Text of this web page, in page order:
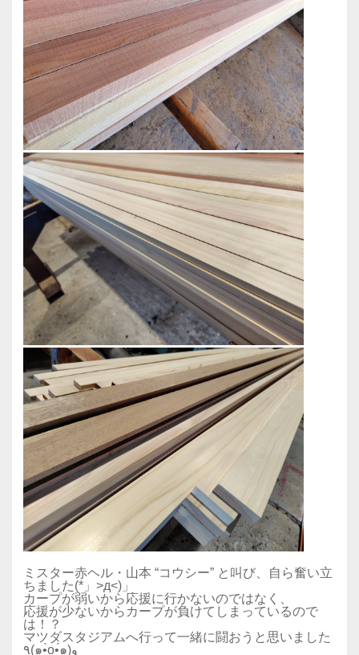
ミスター赤ヘル・山本 “コウシー” と叫び、自ら奮い立
ちました(*」>д<)」
カープが弱いから応援に行かないのではなく、
応援が少ないからカープが負けてしまっているので
は！？
マツダスタジアムへ行って一緒に闘おうと思いました
٩(๑•̀o•́๑)و